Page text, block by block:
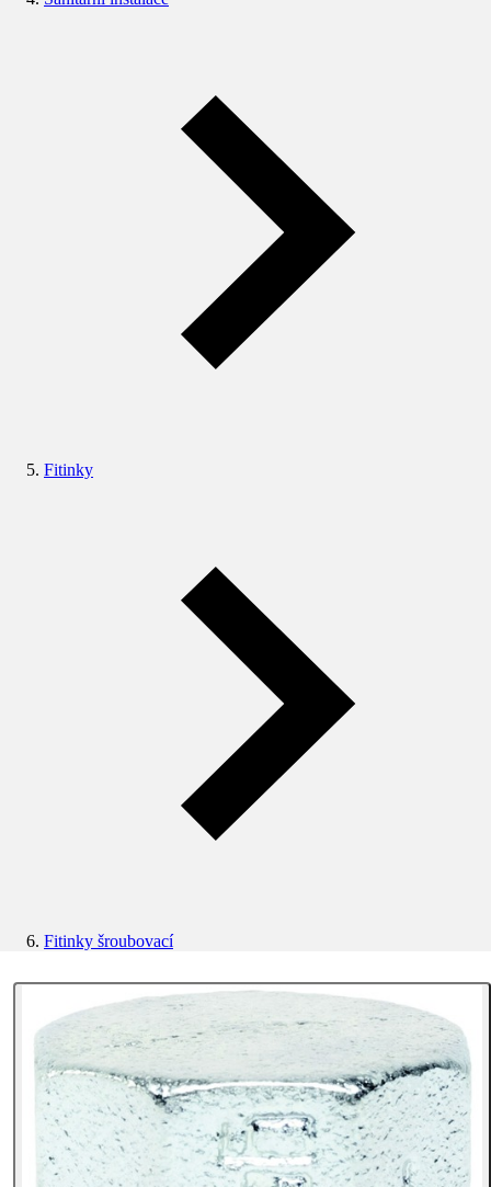
Fitinky
Fitinky šroubovací